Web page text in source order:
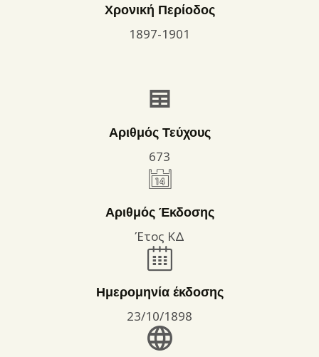
Χρονική Περίοδος
1897-1901
Αριθμός Τεύχους
673
Αριθμός Έκδοσης
Έτος ΚΔ
Ημερομηνία έκδοσης
23/10/1898